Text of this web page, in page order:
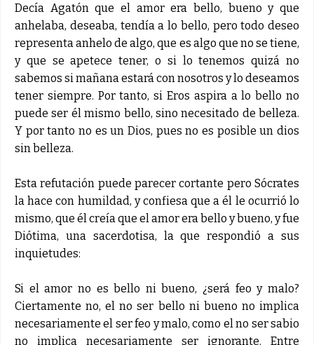
Decía Agatón que el amor era bello, bueno y que
anhelaba, deseaba, tendía a lo bello, pero todo deseo
representa anhelo de algo, que es algo que no se tiene,
y que se apetece tener, o si lo tenemos quizá no
sabemos si mañana estará con nosotros y lo deseamos
tener siempre. Por tanto, si Eros aspira a lo bello no
puede ser él mismo bello, sino necesitado de belleza.
Y por tanto no es un Dios, pues no es posible un dios
sin belleza.
Esta refutación puede parecer cortante pero Sócrates
la hace con humildad, y confiesa que a él le ocurrió lo
mismo, que él creía que el amor era bello y bueno, y fue
Diótima, una sacerdotisa, la que respondió a sus
inquietudes:
Si el amor no es bello ni bueno, ¿será feo y malo?
Ciertamente no, el no ser bello ni bueno no implica
necesariamente el ser feo y malo, como el no ser sabio
no implica necesariamente ser ignorante. Entre